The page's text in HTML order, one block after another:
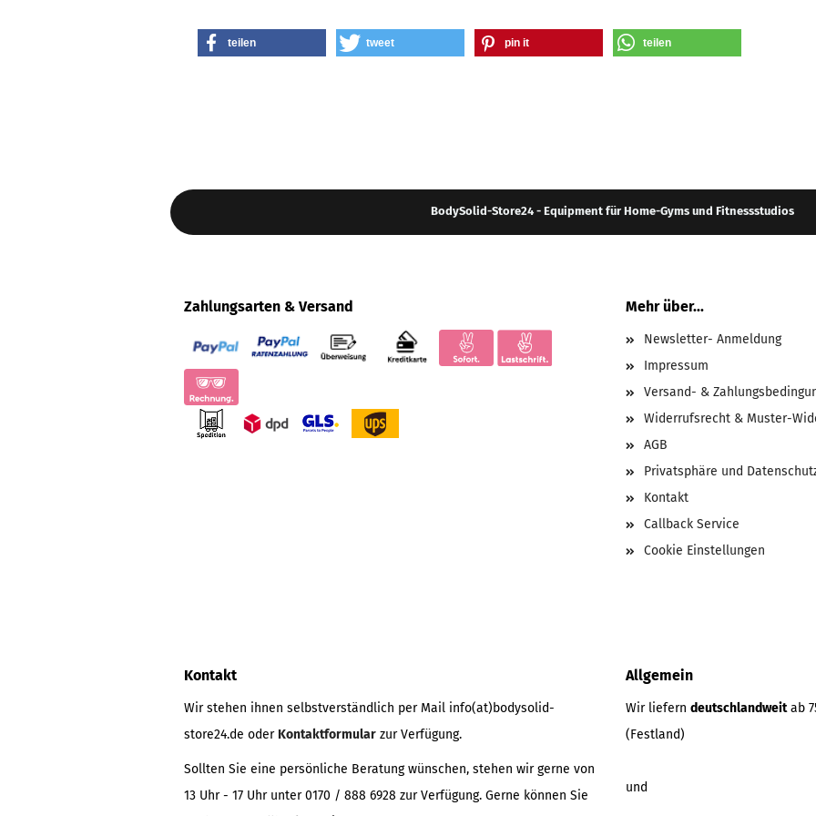
teilen tweet pin it teilen
BodySolid-Store24 - Equipment für Home-Gyms und Fitnessstudios
Zahlungsarten & Versand Mehr über...
Newsletter- Anmeldung
Impressum
Versand- &
Widerrufsrecht & Muster-
AGB
Privatsphäre und
Kontakt
Callback Service
Cookie Einstellungen
Kontakt
Wir stehen ihnen selbstverständlich per Mail info(at)bodysolid-
store24.de oder Kontaktformular zur Verfügung.
Sollten Sie eine persönliche Beratung wünschen, stehen wir gerne von
13 Uhr - 17 Uhr unter 0170 / 888 6928 zur Verfügung. Gerne können Sie
Allgemein
Wir liefern deutschlandweitab
(Festland)
und